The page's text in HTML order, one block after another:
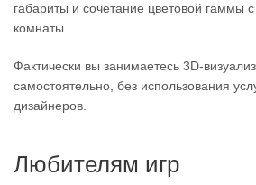
габариты и сочетание цветовой гаммы
комнаты.
Фактически вы занимаетесь 3D-
самостоятельно, без использования
дизайнеров.
Любителям игр